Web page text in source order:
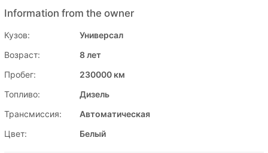
Information from the owner
Кузов:
Универсал
Возраст:
8 лет
Пробег:
230000 км
Топливо:
Дизель
Трансмиссия:
Автоматическая
Цвет:
Белый